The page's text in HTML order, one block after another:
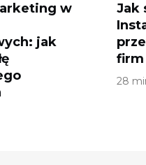
w
jak
Jak
firm
28